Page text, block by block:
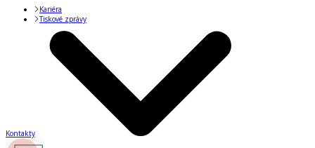
Kariéra
Tiskové zprávy
Kontakty